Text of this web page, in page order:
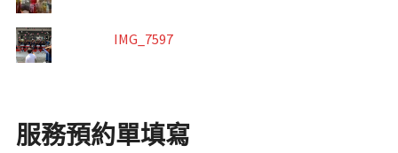
IMG_7597
服務預約單填寫